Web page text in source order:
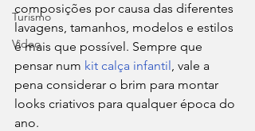
Turismo
Video
composições por causa das diferentes
lavagens, tamanhos, modelos e estilos
é mais que possível. Sempre que
pensar num kit calça infantil, vale a
pena considerar o brim para montar
looks criativos para qualquer época do
ano.